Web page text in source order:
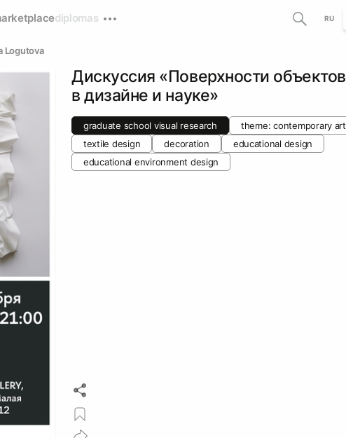
diplomas RU
Logutova
Дискуссия «Поверхности объектов
в дизайне и науке»
graduate school visual research
theme: contemporary art
textile design
decoration
educational design
educational environment design